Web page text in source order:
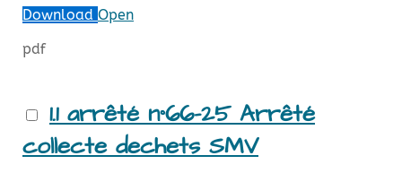
Download Open
pdf
1.1 arrêté n°66-25 Arrêté
collecte dechets SMV